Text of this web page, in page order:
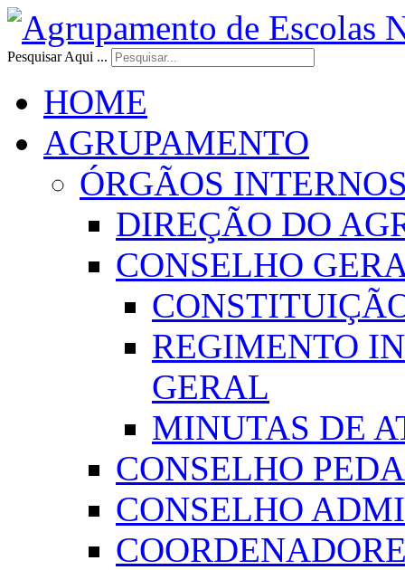
Pesquisar Aqui ...
HOME
AGRUPAMENTO
ÓRGÃOS
DIREÇÃO DO
CONSELHO
REGIMENTO
GERAL
MINUTAS DE
CONSELHO
CONSELHO